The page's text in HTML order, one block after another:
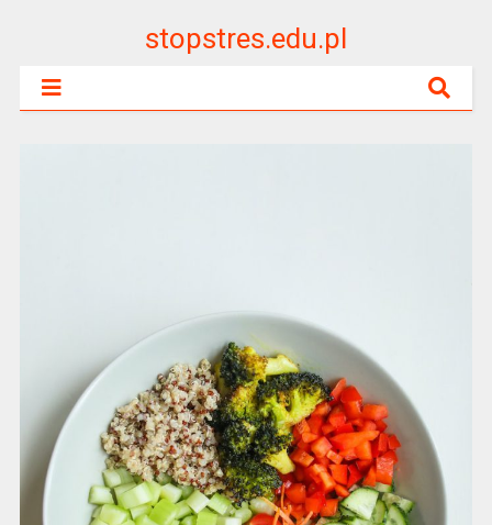
stopstres.edu.pl